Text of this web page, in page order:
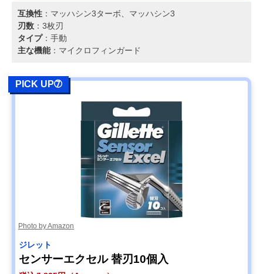
互換性 ：マッハシン3ターボ、マッハシン3
刃数 ：3枚刃
タイプ：手動
主な機能：マイクロフィンガード
PICK UP➆
Photo by Amazon
ジレット
センサーエクセル 替刃10個入